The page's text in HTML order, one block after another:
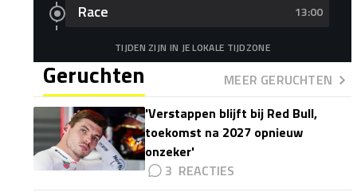
Race 13:00
TIJDEN ZIJN IN JE LOKALE TIJDZONE
Geruchten
MEER GERUCHTEN
'Verstappen blijft bij Red Bull,
toekomst na 2027 opnieuw
onzeker'
3